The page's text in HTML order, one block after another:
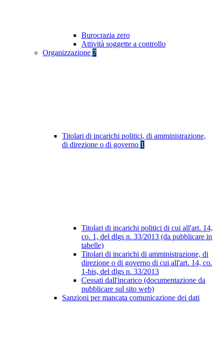
Burocrazia zero
Attività soggette a controllo
Organizzazione 7
Titolari di incarichi politici, di amministrazione,
di direzione o di governo 1
Titolari di incarichi politici di cui all'art. 14,
co. 1, del dlgs n. 33/2013 (da pubblicare in
tabelle)
Titolari di incarichi di amministrazione, di
direzione o di governo di cui all'art. 14, co.
1-bis, del dlgs n. 33/2013
Cessati dall'incarico (documentazione da
pubblicare sul sito web)
Sanzioni per mancata comunicazione dei dati